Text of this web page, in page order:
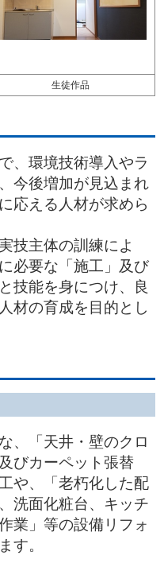
生徒作品
、環境技術導入やラ
今後増加が見込まれ
応える人材が求めら
技主体の訓練によ
必要な「施工」及び
技能を身につけ、良
材の育成を目的とし
、「天井・壁のクロ
びカーペット張替
や、「老朽化した配
洗面化粧台、キッチ
業」等の設備リフォ
す。